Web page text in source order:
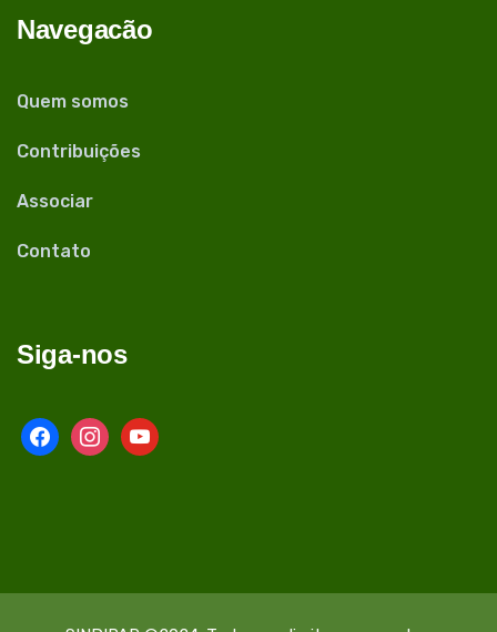
Navegacão
Quem somos
Contribuições
Associar
Contato
Siga-nos
facebookinstagram
youtube